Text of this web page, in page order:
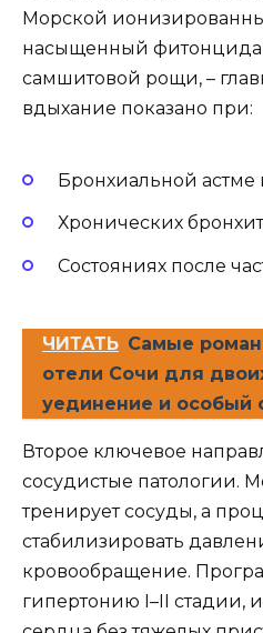
Морской
насыщенный
самшитовой рощи, –
вдыхание показано при:
Бронхиальной
Хронических
Состояниях после
ЧИТАТЬ Самые
отели Сочи для
уединение и особый
Второе ключевое
сосудистые патологии.
тренирует сосуды, а
стабилизировать
кровообращение.
гипертонию I–II стадии,